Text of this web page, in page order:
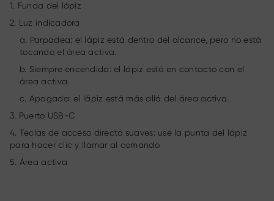
1. Funda del lápiz
2. Luz indicadora
a. Parpadea: el lápiz está dentro del alcance, pero no está
tocando el área activa.
b. Siempre encendida: el lápiz está en contacto con el
área activa.
c. Apagada: el lápiz está más allá del área activa.
3. Puerto USB-C
4. Teclas de acceso directo suaves: use la punta del lápiz
para hacer clic y llamar al comando
5. Área activa